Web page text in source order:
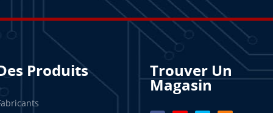
Produits Trouver Un
Magasin